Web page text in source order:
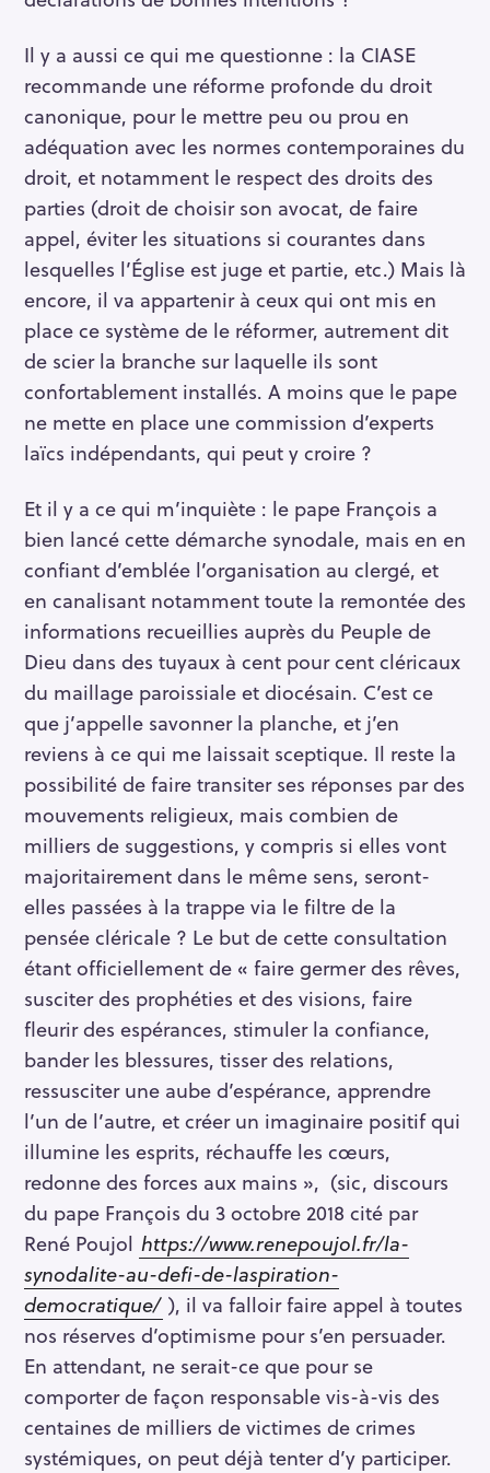
Il y a aussi ce qui me questionne : la CIASE
recommande une réforme profonde du droit
canonique, pour le mettre peu ou prou en
adéquation avec les normes contemporaines du
droit, et notamment le respect des droits des
parties (droit de choisir son avocat, de faire
appel, éviter les situations si courantes dans
lesquelles l’Église est juge et partie, etc.) Mais là
encore, il va appartenir à ceux qui ont mis en
place ce système de le réformer, autrement dit
de scier la branche sur laquelle ils sont
confortablement installés. A moins que le pape
ne mette en place une commission d’experts
laïcs indépendants, qui peut y croire ?
Et il y a ce qui m’inquiète : le pape François a
bien lancé cette démarche synodale, mais en en
confiant d’emblée l’organisation au clergé, et
en canalisant notamment toute la remontée des
informations recueillies auprès du Peuple de
Dieu dans des tuyaux à cent pour cent cléricaux
du maillage paroissiale et diocésain. C’est ce
que j’appelle savonner la planche, et j’en
reviens à ce qui me laissait sceptique. Il reste la
possibilité de faire transiter ses réponses par des
mouvements religieux, mais combien de
milliers de suggestions, y compris si elles vont
majoritairement dans le même sens, seront-
elles passées à la trappe via le filtre de la
pensée cléricale ? Le but de cette consultation
étant officiellement de « faire germer des rêves,
susciter des prophéties et des visions, faire
fleurir des espérances, stimuler la confiance,
bander les blessures, tisser des relations,
ressusciter une aube d’espérance, apprendre
l’un de l’autre, et créer un imaginaire positif qui
illumine les esprits, réchauffe les cœurs,
redonne des forces aux mains », (sic, discours
du pape François du 3 octobre 2018 cité par
René Poujol https://www.renepoujol.fr/la-
synodalite-au-defi-de-laspiration-
democratique/ ), il va falloir faire appel à toutes
nos réserves d’optimisme pour s’en persuader.
En attendant, ne serait-ce que pour se
comporter de façon responsable vis-à-vis des
centaines de milliers de victimes de crimes
systémiques, on peut déjà tenter d’y participer.